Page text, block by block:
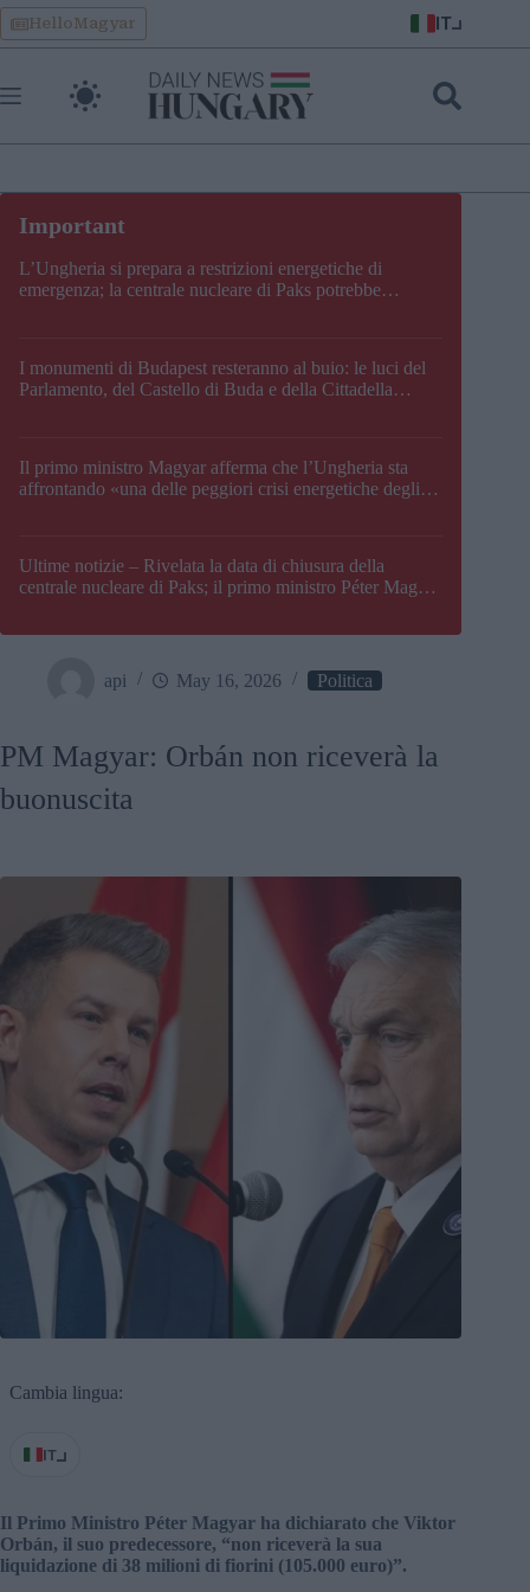
Skip
to
content
HelloMagyar IT
L’Ungheria si prepara a restrizioni energetiche di
emergenza; la centrale nucleare di Paks potrebbe
I monumenti di Budapest resteranno al buio: le luci del
Parlamento, del Castello di Buda e della Cittadella
Il primo ministro Magyar afferma che l’Ungheria sta
affrontando «una delle peggiori crisi energetiche degli
Ultime notizie – Rivelata la data di chiusura della
centrale nucleare di Paks; il primo ministro Péter Magyar
api May 16, 2026 Politica
PM Magyar: Orbán non riceverà la
buonuscita
Cambia lingua:
IT
Il Primo Ministro Péter Magyar ha dichiarato che Viktor
Orbán, il suo predecessore, “non riceverà la sua
liquidazione di 38 milioni di fiorini (105.000 euro)”.